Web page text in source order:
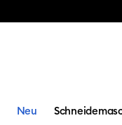
📣 Unsere neueste
Neu